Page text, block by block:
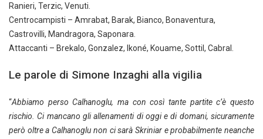
Ranieri, Terzic, Venuti.
Centrocampisti – Amrabat, Barak, Bianco, Bonaventura,
Castrovilli, Mandragora, Saponara.
Attaccanti – Brekalo, Gonzalez, Ikoné, Kouame, Sottil, Cabral.
Le parole di Simone Inzaghi alla vigilia
“Abbiamo perso Calhanoglu, ma con così tante partite c’è questo
rischio. Ci mancano gli allenamenti di oggi e di domani, sicuramente
però oltre a Calhanoglu non ci sarà Skriniar e probabilmente neanche